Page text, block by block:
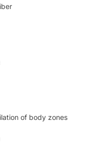
of body zones